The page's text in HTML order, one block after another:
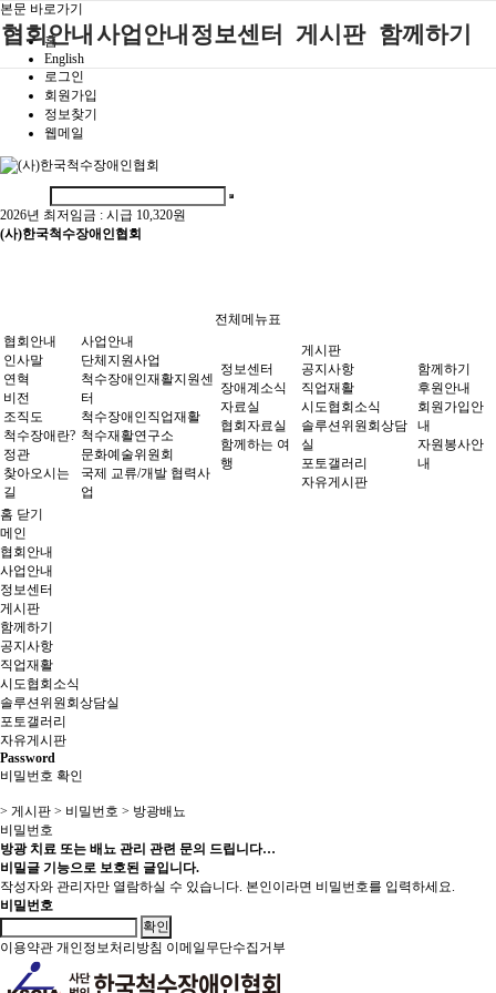
본문 바로가기
홈
English
로그인
회원가입
정보찾기
웹메일
2026년 최저임금 : 시급 10,320원
(사)한국척수장애인협회
협회안내
인사말
연혁
조직도
척수장애란?
사업안내
단체지원사업
척수장애인재
척수장애인직
척수재활연구
국제 교류/개
발 협력사업
정보센터
함께하는 여
게시판 함께하기
전체메뉴표
협회안내
인사말
연혁
비전
조직도
척수장애란?
정관
찾아오시는
길
사업안내
단체지원사업
척수장애인재활지원센
터
척수장애인직업재활
척수재활연구소
문화예술위원회
국제 교류/개발 협력사
업
정보센터
장애계소식
자료실
협회자료실
함께하는 여
행
게시판
공지사항
직업재활
시도협회소식
솔루션위원회상담
실
포토갤러리
자유게시판
함께하기
후원안내
회원가입안
내
자원봉사안
내
홈 닫기
메인
협회안내
사업안내
정보센터
게시판
함께하기
공지사항
직업재활
시도협회소식
솔루션위원회상담실
포토갤러리
자유게시판
Password
비밀번호 확인
> 게시판 > 비밀번호 > 방광배뇨
비밀번호
방광 치료 또는 배뇨 관리 관련 문의 드립니다…
비밀글 기능으로 보호된 글입니다.
작성자와 관리자만 열람하실 수 있습니다. 본인이라면 비밀번호를 입력하세요.
비밀번호
확인
이용약관 개인정보처리방침 이메일무단수집거부